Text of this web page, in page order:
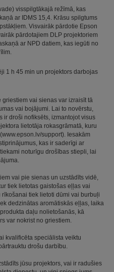
visspilgtākajā režīmā, kas
ar IDMS 15,4. Krāsu spilgtums
Visvairāk pārdotie Epson
pārdotajiem DLP projektoriem
ar NPD datiem, kas iegūti no
1 h 45 min un projektors darbojas
vai sienas var izraisīt tā
vai bojājumi. Lai to novērstu,
ir droši nofiksēts, izmantojot visus
lietotāja rokasgrāmatā, kuru
support). Iesakām
kas ir saderīgi ar
noturīgu drošības stiepli, lai
vai pie sienas un uzstādīts vidē,
tiek lietotas gaistošas eļļas vai
tiek lietoti dūmi vai burbuļi
dedzinātas aromātiskās eļļas, laika
daļu nolietošanās, kā
var nokrist no griestiem.
kvalificēta speciālista veiktu
drošu darbību.
jūsu projektors, vai ir radušies